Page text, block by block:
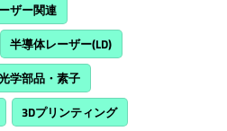
ザー関連
半導体レーザー(LD)
学部品・素子
3Dプリンティング